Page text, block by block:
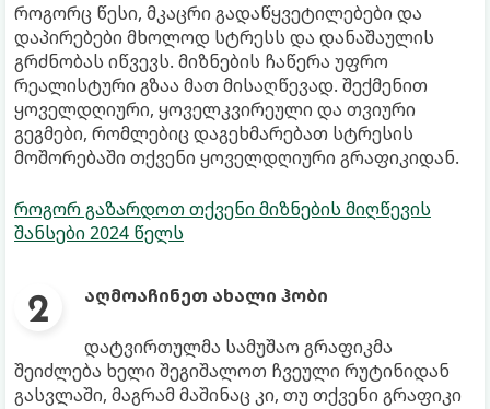
როგორც წესი, მკაცრი გადაწყვეტილებები და
დაპირებები მხოლოდ სტრესს და დანაშაულის
გრძნობას იწვევს. მიზნების ჩაწერა უფრო
რეალისტური გზაა მათ მისაღწევად. შექმენით
ყოველდღიური, ყოველკვირეული და თვიური
გეგმები, რომლებიც დაგეხმარებათ სტრესის
მოშორებაში თქვენი ყოველდღიური გრაფიკიდან.
როგორ გაზარდოთ თქვენი მიზნების მიღწევის
შანსები 2024 წელს
აღმოაჩინეთ ახალი ჰობი
დატვირთულმა სამუშაო გრაფიკმა
შეიძლება ხელი შეგიშალოთ ჩვეული რუტინიდან
გასვლაში, მაგრამ მაშინაც კი, თუ თქვენი გრაფიკი